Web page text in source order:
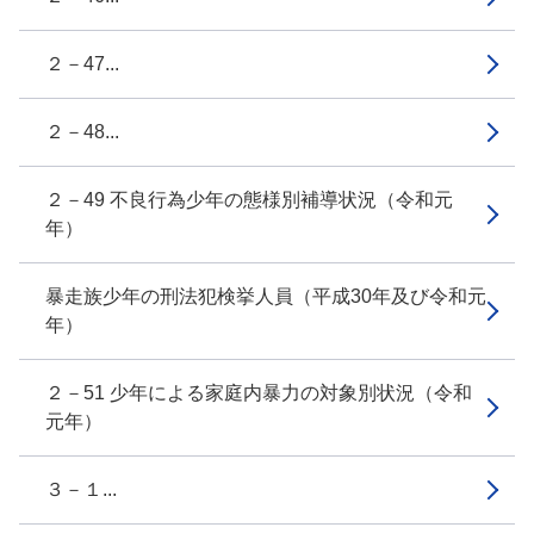
２－47...
２－48...
２－49 不良行為少年の態様別補導状況（令和元
年）
暴走族少年の刑法犯検挙人員（平成30年及び令和元
年）
２－51 少年による家庭内暴力の対象別状況（令和
元年）
３－１...